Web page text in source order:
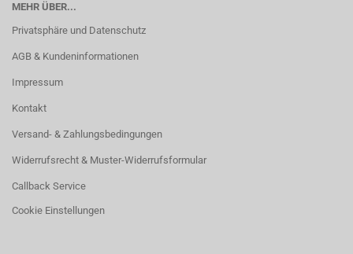
MEHR ÜBER...
Privatsphäre und Datenschutz
AGB & Kundeninformationen
Impressum
Kontakt
Versand- & Zahlungsbedingungen
Widerrufsrecht & Muster-Widerrufsformular
Callback Service
Cookie Einstellungen